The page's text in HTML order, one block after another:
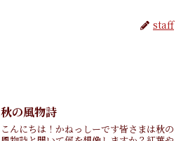
staff
秋の風物詩
こんにちは！かねっしーです皆さまは秋の